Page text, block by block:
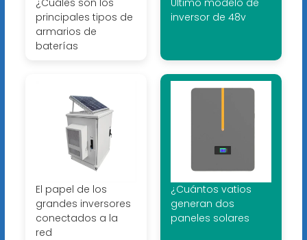
¿Cuáles son los
principales tipos de
armarios de
baterías
Último modelo de
inversor de 48v
El papel de los
grandes inversores
conectados a la
red
¿Cuántos vatios
generan dos
paneles solares